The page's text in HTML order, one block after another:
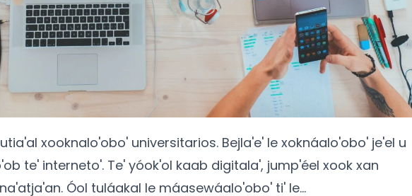
xooknalo'obo' universitarios. Bejla'e' le xoknáalo'obo' je'el u
te' interneto'. Te' yóok'ol kaab digitala', jump'éel xook xan
Óol tuláakal le máasewáalo'obo' ti' le…